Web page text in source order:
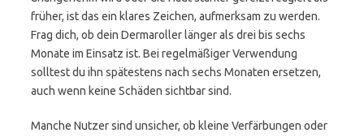
früher, ist das ein klares Zeichen, aufmerksam zu werden.
Frag dich, ob dein Dermaroller länger als drei bis sechs
Monate im Einsatz ist. Bei regelmäßiger Verwendung
solltest du ihn spätestens nach sechs Monaten ersetzen,
auch wenn keine Schäden sichtbar sind.
Manche Nutzer sind unsicher, ob kleine Verfärbungen oder